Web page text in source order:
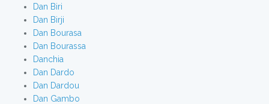
Dan Biri
Dan Birji
Dan Bourasa
Dan Bourassa
Danchia
Dan Dardo
Dan Dardou
Dan Gambo